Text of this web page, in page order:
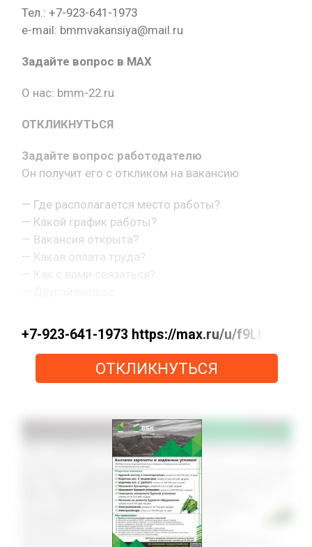
Тел.: +7-923-641-1973
e-mail: bmmvakansiya@mail.ru
Задайте вопрос в MAX
О нас: bmm-22.ru
ОТКЛИКНУТЬСЯ
Задайте вопрос работодателю
Он получит его с откликом на вакансию
— Где располагается место работы?
— Какой график работы?
— Вакансия открыта?
— Какая оплата труда?
+7-923-641-1973 https://max.ru/u/
ОТКЛИКНУТЬСЯ